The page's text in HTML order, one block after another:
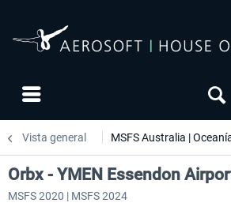
Vista general MSFS Australia |
Orbx - YMEN Essendon
MSFS 2020 | MSFS 2024